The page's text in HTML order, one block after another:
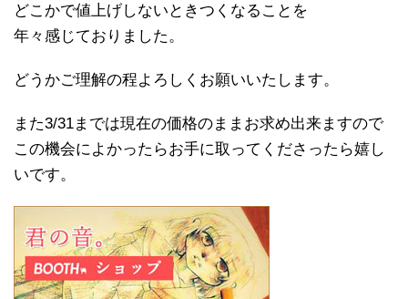
どこかで値上げしないときつくなることを
年々感じておりました。
どうかご理解の程よろしくお願いいたします。
また3/31までは現在の価格のままお求め出来ますので
この機会によかったらお手に取ってくださったら嬉し
いです。